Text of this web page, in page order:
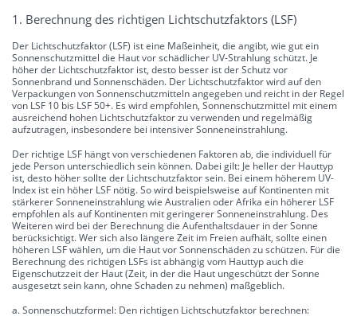
1. Berechnung des richtigen Lichtschutzfaktors (LSF)
Der Lichtschutzfaktor (LSF) ist eine Maßeinheit, die angibt, wie gut ein
Sonnenschutzmittel die Haut vor schädlicher UV-Strahlung schützt. Je
höher der Lichtschutzfaktor ist, desto besser ist der Schutz vor
Sonnenbrand und Sonnenschäden. Der Lichtschutzfaktor wird auf den
Verpackungen von Sonnenschutzmitteln angegeben und reicht in der Regel
von LSF 10 bis LSF 50+. Es wird empfohlen, Sonnenschutzmittel mit einem
ausreichend hohen Lichtschutzfaktor zu verwenden und regelmäßig
aufzutragen, insbesondere bei intensiver Sonneneinstrahlung.
Der richtige LSF hängt von verschiedenen Faktoren ab, die individuell für
jede Person unterschiedlich sein können. Dabei gilt: Je heller der Hauttyp
ist, desto höher sollte der Lichtschutzfaktor sein. Bei einem höherem UV-
Index ist ein höher LSF nötig. So wird beispielsweise auf Kontinenten mit
stärkerer Sonneneinstrahlung wie Australien oder Afrika ein höherer LSF
empfohlen als auf Kontinenten mit geringerer Sonneneinstrahlung. Des
Weiteren wird bei der Berechnung die Aufenthaltsdauer in der Sonne
berücksichtigt. Wer sich also längere Zeit im Freien aufhält, sollte einen
höheren LSF wählen, um die Haut vor Sonnenschäden zu schützen. Für die
Berechnung des richtigen LSFs ist abhängig vom Hauttyp auch die
Eigenschutzzeit der Haut (Zeit, in der die Haut ungeschützt der Sonne
ausgesetzt sein kann, ohne Schaden zu nehmen) maßgeblich.
a. Sonnenschutzformel: Den richtigen Lichtschutzfaktor berechnen: